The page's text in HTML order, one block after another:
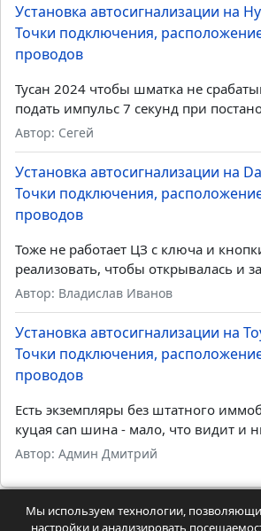
Установка автосигнализации на
Точки подключения,
проводов
Тусан 2024 чтобы шматка не
подать импульс 7 секунд при
Автор: Сегей
Установка автосигнализации на
Точки подключения,
проводов
Тоже не работает ЦЗ с ключа и
реализовать, чтобы открывалась и
Автор: Владислав Иванов
Установка автосигнализации на
Точки подключения,
проводов
Есть экземпляры без штатного
куцая can шина - мало, что видит и
Автор: Админ Дмитрий
Главная Автомобили
Мы используем технологии,
настройки и анализировать